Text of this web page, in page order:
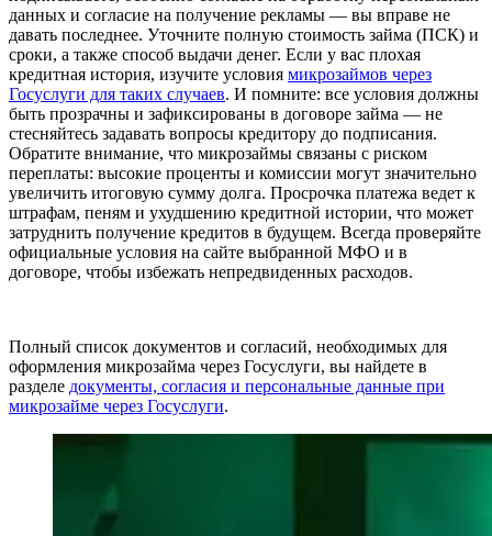
данных и согласие на получение рекламы — вы вправе не
давать последнее. Уточните полную стоимость займа (ПСК) и
сроки, а также способ выдачи денег. Если у вас плохая
кредитная история, изучите условия микрозаймов через
Госуслуги для таких случаев. И помните: все условия должны
быть прозрачны и зафиксированы в договоре займа — не
стесняйтесь задавать вопросы кредитору до подписания.
Обратите внимание, что микрозаймы связаны с риском
переплаты: высокие проценты и комиссии могут значительно
увеличить итоговую сумму долга. Просрочка платежа ведет к
штрафам, пеням и ухудшению кредитной истории, что может
затруднить получение кредитов в будущем. Всегда проверяйте
официальные условия на сайте выбранной МФО и в
договоре, чтобы избежать непредвиденных расходов.
Полный список документов и согласий, необходимых для
оформления микрозайма через Госуслуги, вы найдете в
разделе документы, согласия и персональные данные при
микрозайме через Госуслуги.